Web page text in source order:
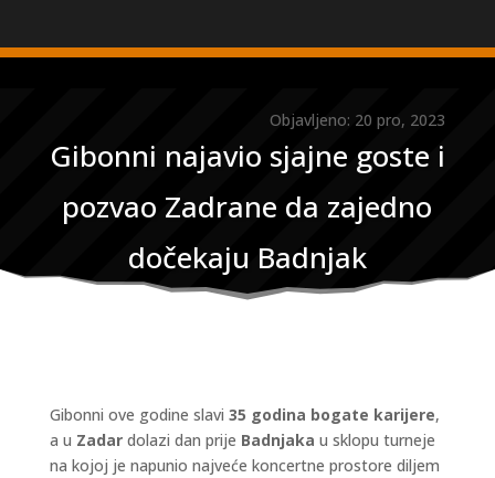
Objavljeno: 20 pro, 2023
Gibonni najavio sjajne goste i
pozvao Zadrane da zajedno
dočekaju Badnjak
Gibonni ove godine slavi 35 godina bogate karijere,
a u Zadardolazi dan prije Badnjaka u sklopu turneje
na kojoj je napunio najveće koncertne prostore diljem